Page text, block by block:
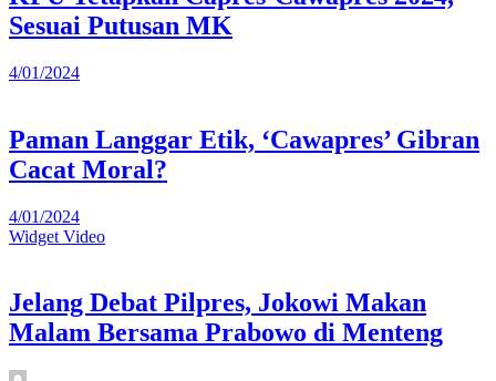
Sesuai Putusan MK
4/01/2024
Paman Langgar Etik, ‘Cawapres’ Gibran
Cacat Moral?
4/01/2024
Widget Video
Jelang Debat Pilpres, Jokowi Makan
Malam Bersama Prabowo di Menteng